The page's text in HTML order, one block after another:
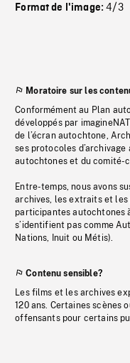
Format de l'image:4/3
Moratoire sur les
Conformément au Plan
développés par
de l’écran autochtone,
ses protocoles d’archivage
autochtones et du comité-
Entre-temps, nous avons
archives, les extraits et
participantes autochtones
s’identifient pas comme
Nations, Inuit ou Métis).
Contenu sensible?
Les films et les archives
120 ans. Certaines scènes
offensants pour certains